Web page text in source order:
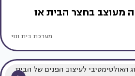
מעוצב בחצר הבית או
מערכת בית ונוי